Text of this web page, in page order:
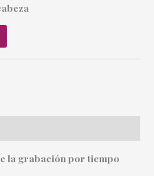
la grabación por tiempo